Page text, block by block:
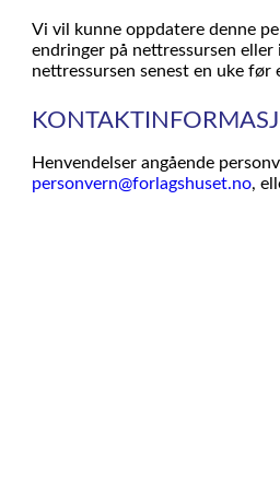
Vi vil kunne oppdatere denne
endringer på nettressursen
nettressursen senest en uke før
Henvendelser angående
personvern@forlagshuset.no,